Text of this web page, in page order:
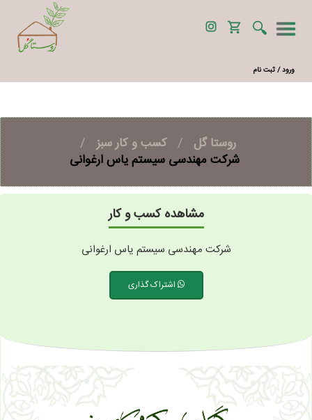
ورود / ثبت نام
روستا گل / کسب و کار سبز /
شرکت مهندسی سیستم یاس ارغوانی
مشاهده کسب و کار
شرکت مهندسی سیستم یاس ارغوانی
اشتراک گذاری